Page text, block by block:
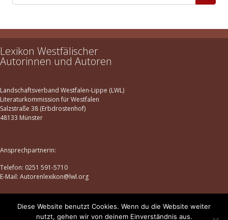
Lexikon Westfälischer
Autorinnen und Autoren
Landschaftsverband Westfalen-Lippe (LWL)
Literaturkommission für Westfalen
Salzstraße 38 (Erbdrostenhof)
48133 Münster
Ansprechpartnerin:
Telefon: 0251 591-5710
E-Mail: Autorenlexikon@lwl.org
Datenschutz |Impressum
Diese Website benutzt Cookies. Wenn du die Website weiter
nutzt, gehen wir von deinem Einverständnis aus.